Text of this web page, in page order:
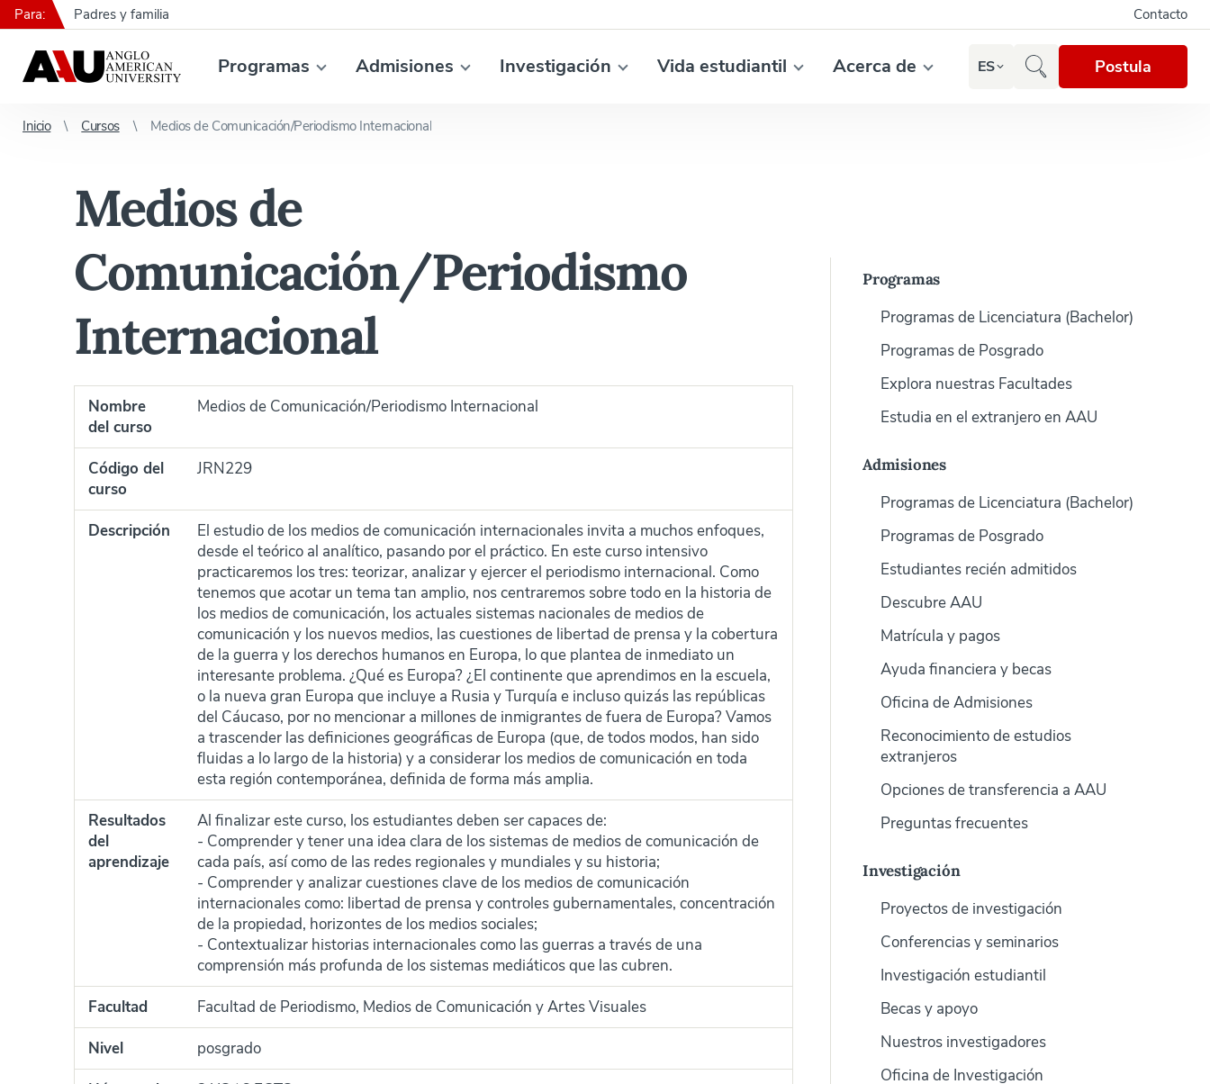
Programas Admisiones Investigación Vida estudiantil Acerca de ES Postula
Para: Padres y familia Contacto
Inicio Cursos Medios de Comunicación/Periodismo Internacional
Medios de
Comunicación/Periodismo
Internacional
Nombre
del curso
Medios de Comunicación/Periodismo Internacional
Código del
curso
JRN229
Descripción
El estudio de los medios de comunicación internacionales invita a muchos enfoques,
desde el teórico al analítico, pasando por el práctico. En este curso intensivo
practicaremos los tres: teorizar, analizar y ejercer el periodismo internacional. Como
tenemos que acotar un tema tan amplio, nos centraremos sobre todo en la historia de
los medios de comunicación, los actuales sistemas nacionales de medios de
comunicación y los nuevos medios, las cuestiones de libertad de prensa y la cobertura
de la guerra y los derechos humanos en Europa, lo que plantea de inmediato un
interesante problema. ¿Qué es Europa? ¿El continente que aprendimos en la escuela,
o la nueva gran Europa que incluye a Rusia y Turquía e incluso quizás las repúblicas
del Cáucaso, por no mencionar a millones de inmigrantes de fuera de Europa? Vamos
a trascender las definiciones geográficas de Europa (que, de todos modos, han sido
fluidas a lo largo de la historia) y a considerar los medios de comunicación en toda
esta región contemporánea, definida de forma más amplia.
Resultados
del
aprendizaje
Al finalizar este curso, los estudiantes deben ser capaces de:
- Comprender y tener una idea clara de los sistemas de medios de comunicación de
cada país, así como de las redes regionales y mundiales y su historia;
- Comprender y analizar cuestiones clave de los medios de comunicación
internacionales como: libertad de prensa y controles gubernamentales, concentración
de la propiedad, horizontes de los medios sociales;
- Contextualizar historias internacionales como las guerras a través de una
comprensión más profunda de los sistemas mediáticos que las cubren.
Facultad
Facultad de Periodismo, Medios de Comunicación y Artes Visuales
Nivel
posgrado
Programas
Programas de Licenciatura (Bachelor)
Programas de Posgrado
Explora nuestras Facultades
Estudia en el extranjero en AAU
Admisiones
Programas de Licenciatura (Bachelor)
Programas de Posgrado
Estudiantes recién admitidos
Descubre AAU
Matrícula y pagos
Ayuda financiera y becas
Oficina de Admisiones
Reconocimiento de estudios
extranjeros
Opciones de transferencia a AAU
Preguntas frecuentes
Investigación
Proyectos de investigación
Conferencias y seminarios
Investigación estudiantil
Becas y apoyo
Nuestros investigadores
Oficina de Investigación